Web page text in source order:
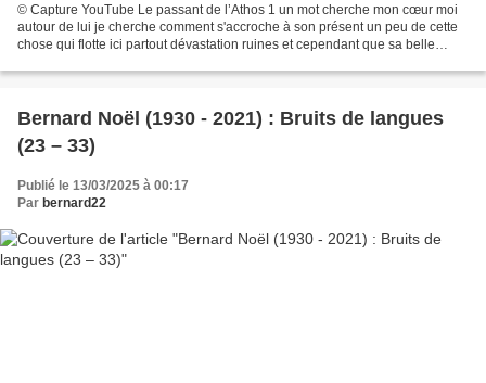
© Capture YouTube Le passant de l’Athos 1 un mot cherche mon cœur moi
autour de lui je cherche comment s'accroche à son présent un peu de cette
chose qui flotte ici partout dévastation ruines et cependant que sa belle
Bernard Noël (1930 - 2021) : Bruits de langues
(23 – 33)
Publié le 13/03/2025 à 00:17
Par bernard22